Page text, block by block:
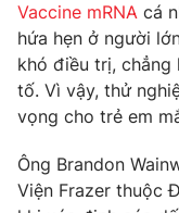
Phó Tổng Biên tập:
Nguyễn Trọng Ninh
Tổng đài VTV: 024.38
Ðiện thoại Thời báo
Liên hệ quảng cáo:
Vaccine mRNA cá
hứa hẹn ở người
khó điều trị, chẳng
tố. Vì vậy, thử
vọng cho trẻ em
Ông Brandon
Viện Frazer thuộc